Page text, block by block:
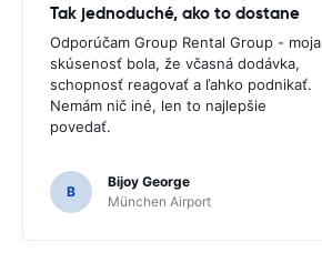
Tak jednoduché, ako to dostane
Odporúčam Group Rental Group - moja
skúsenosť bola, že včasná dodávka,
schopnosť reagovať a ľahko podnikať.
Nemám nič iné, len to najlepšie
povedať.
B
Bijoy George
München Airport